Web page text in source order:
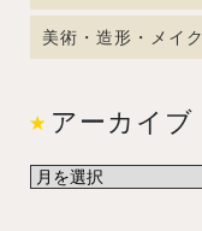
美術・造形・メイク
アーカイブ